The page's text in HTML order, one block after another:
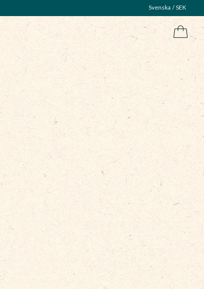
Svenska SEK